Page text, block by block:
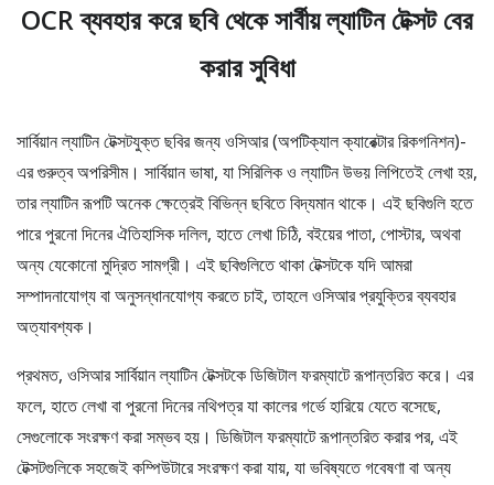
OCR ব্যবহার করে ছবি থেকে সার্বীয় ল্যাটিন টেক্সট বের
করার সুবিধা
সার্বিয়ান ল্যাটিন টেক্সটযুক্ত ছবির জন্য ওসিআর (অপটিক্যাল ক্যারেক্টার রিকগনিশন)-
এর গুরুত্ব অপরিসীম। সার্বিয়ান ভাষা, যা সিরিলিক ও ল্যাটিন উভয় লিপিতেই লেখা হয়,
তার ল্যাটিন রূপটি অনেক ক্ষেত্রেই বিভিন্ন ছবিতে বিদ্যমান থাকে। এই ছবিগুলি হতে
পারে পুরনো দিনের ঐতিহাসিক দলিল, হাতে লেখা চিঠি, বইয়ের পাতা, পোস্টার, অথবা
অন্য যেকোনো মুদ্রিত সামগ্রী। এই ছবিগুলিতে থাকা টেক্সটকে যদি আমরা
সম্পাদনাযোগ্য বা অনুসন্ধানযোগ্য করতে চাই, তাহলে ওসিআর প্রযুক্তির ব্যবহার
অত্যাবশ্যক।
প্রথমত, ওসিআর সার্বিয়ান ল্যাটিন টেক্সটকে ডিজিটাল ফরম্যাটে রূপান্তরিত করে। এর
ফলে, হাতে লেখা বা পুরনো দিনের নথিপত্র যা কালের গর্ভে হারিয়ে যেতে বসেছে,
সেগুলোকে সংরক্ষণ করা সম্ভব হয়। ডিজিটাল ফরম্যাটে রূপান্তরিত করার পর, এই
টেক্সটগুলিকে সহজেই কম্পিউটারে সংরক্ষণ করা যায়, যা ভবিষ্যতে গবেষণা বা অন্য